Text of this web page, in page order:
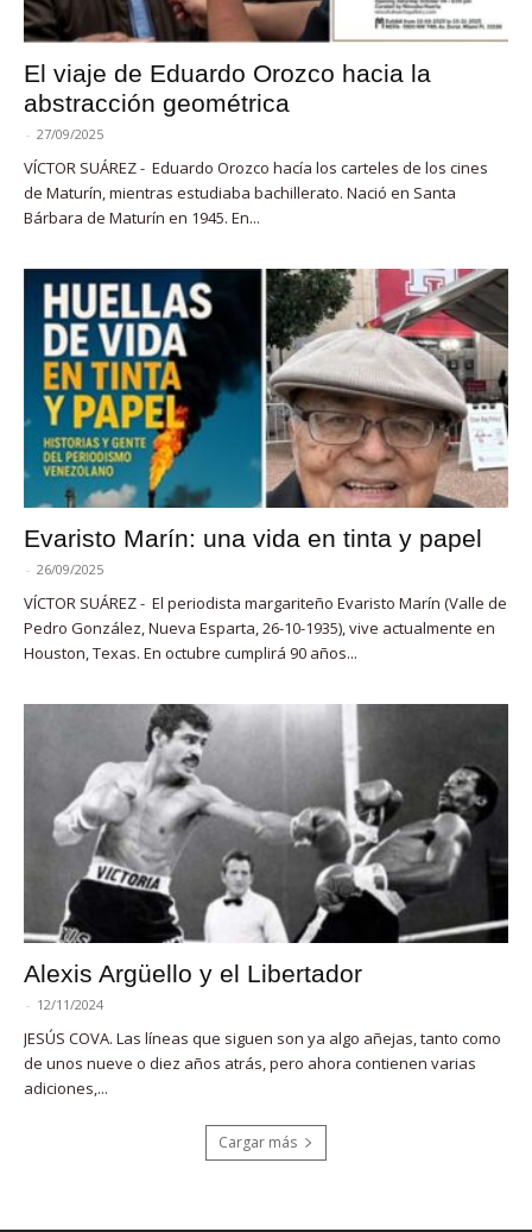
El viaje de Eduardo Orozco hacia la
abstracción geométrica
- 27/09/2025
VÍCTOR SUÁREZ - Eduardo Orozco hacía los carteles de los cines
de Maturín, mientras estudiaba bachillerato. Nació en Santa
Bárbara de Maturín en 1945. En...
Evaristo Marín: una vida en tinta y papel
- 26/09/2025
VÍCTOR SUÁREZ - El periodista margariteño Evaristo Marín (Valle de
Pedro González, Nueva Esparta, 26-10-1935), vive actualmente en
Houston, Texas. En octubre cumplirá 90 años...
Alexis Argüello y el Libertador
- 12/11/2024
JESÚS COVA. Las líneas que siguen son ya algo añejas, tanto como
de unos nueve o diez años atrás, pero ahora contienen varias
adiciones,...
Cargar más